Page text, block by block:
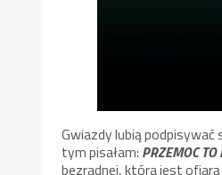
Gwiazdy lubią podpisywać
tym pisałam: PRZEMOC
bezradnej, która jest